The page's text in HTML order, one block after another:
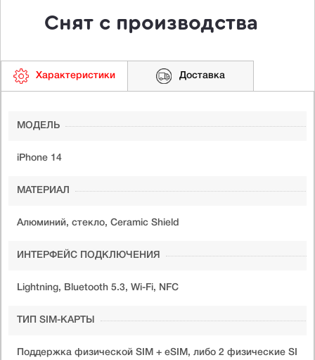
Снят с производства
Характеристики Доставка
МОДЕЛЬ
iPhone 14
МАТЕРИАЛ
Алюминий, стекло, Ceramic Shield
ИНТЕРФЕЙС ПОДКЛЮЧЕНИЯ
Lightning, Bluetooth 5.3, Wi-Fi, NFC
ТИП SIM-КАРТЫ
Поддержка физической SIM + eSIM, либо 2 физические SI